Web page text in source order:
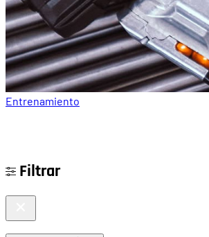
Entrenamiento
Filtrar